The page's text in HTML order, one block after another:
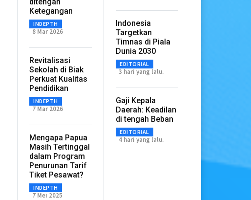
Ketegangan
INDEPTH
8 Mar 2026
Revitalisasi
Sekolah di Biak
Perkuat Kualitas
Pendidikan
INDEPTH
7 Mar 2026
Mengapa Papua
Masih Tertinggal
dalam Program
Penurunan Tarif
Tiket Pesawat?
INDEPTH
7 Mei 2025
Indonesia
Targetkan
Timnas di Piala
Dunia 2030
EDITORIAL
3 hari yang lalu.
Gaji Kepala
Daerah: Keadilan
di tengah Beban
EDITORIAL
4 hari yang lalu.